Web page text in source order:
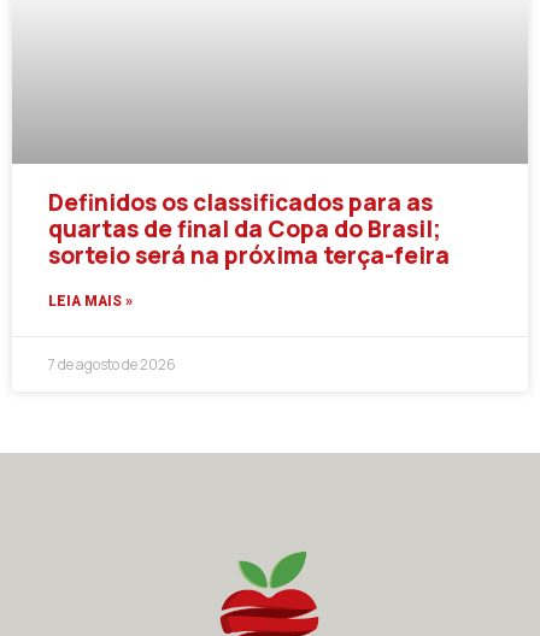
Definidos os classificados para as
quartas de final da Copa do Brasil;
sorteio será na próxima terça-feira
LEIA MAIS »
7 de agosto de 2026